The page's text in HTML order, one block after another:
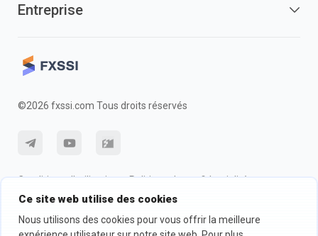
Ce site web utilise des cookies
Nous utilisons des cookies pour vous offrir la meilleure
Entreprise
©2026 fxssi.com Tous droits réservés
Conditions d'utilisation
Politique de confidentialité
Information sur les risques
Politique des cookie